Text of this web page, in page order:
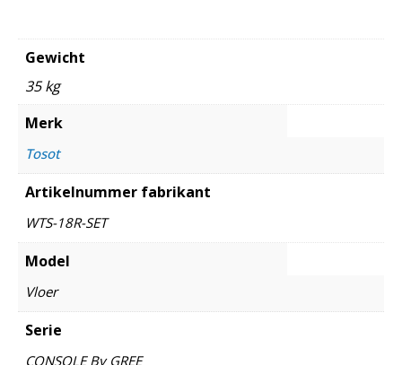
Gewicht
35 kg
Merk
Tosot
Artikelnummer fabrikant
WTS-18R-SET
Model
Vloer
Serie
CONSOLE By GREE